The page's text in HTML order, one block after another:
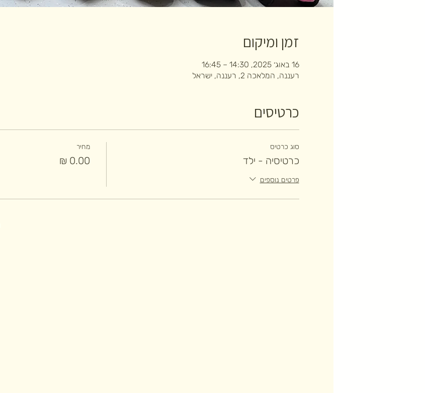
זמן ומיקום
16 באוג׳ 2025, 14:30 – 16:45
רעננה, המלאכה 2, רעננה, ישראל
כרטיסים
סוג כרטיס
כרטיסיה - ילד
פרטים נוספים
מחיר